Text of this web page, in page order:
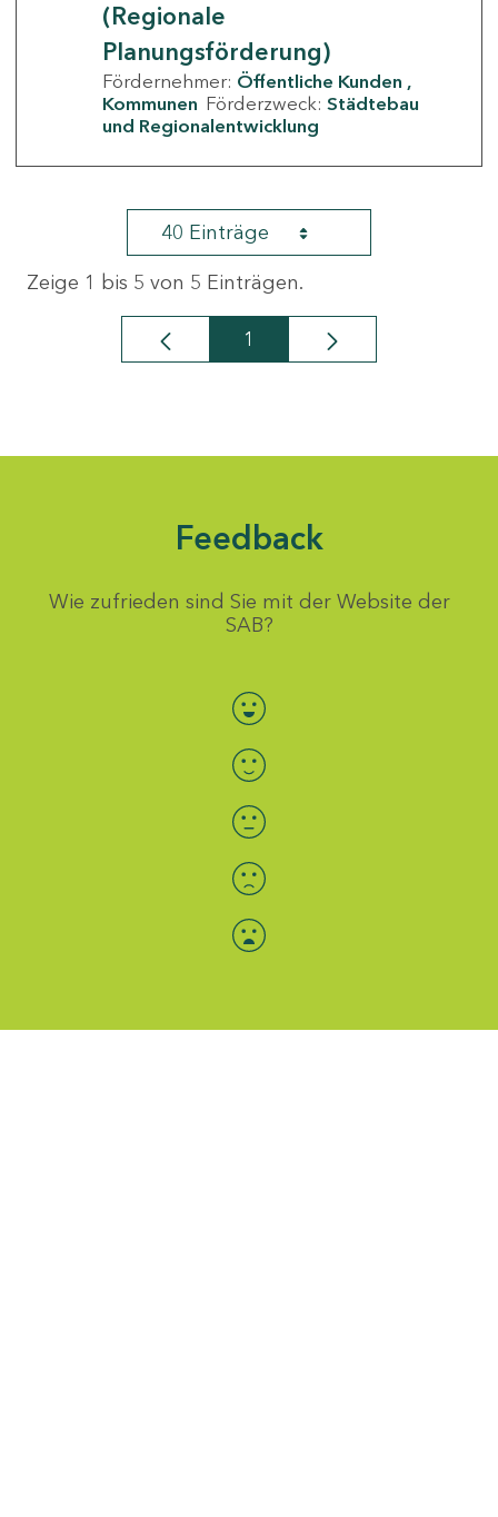
(Regionale
Planungsförderung)
Fördernehmer: Öffentliche Kunden
Kommunen Förderzweck: Städtebau
und Regionalentwicklung
40 Einträge
Zeige 1 bis 5 von 5 Einträgen.
Seite
1
Feedback
Wie zufrieden sind Sie mit der Website der
SAB?
Bewertung auswählen